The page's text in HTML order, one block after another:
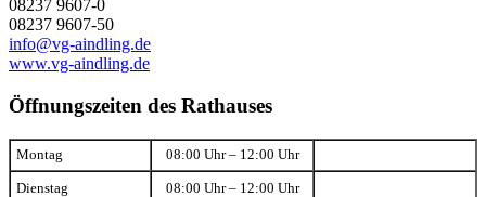
08237 9607-0
08237 9607-50
info@vg-aindling.de
www.vg-aindling.de
Öffnungszeiten des Rathauses
Montag 08:00 Uhr – 12:00 Uhr
Dienstag 08:00 Uhr – 12:00 Uhr